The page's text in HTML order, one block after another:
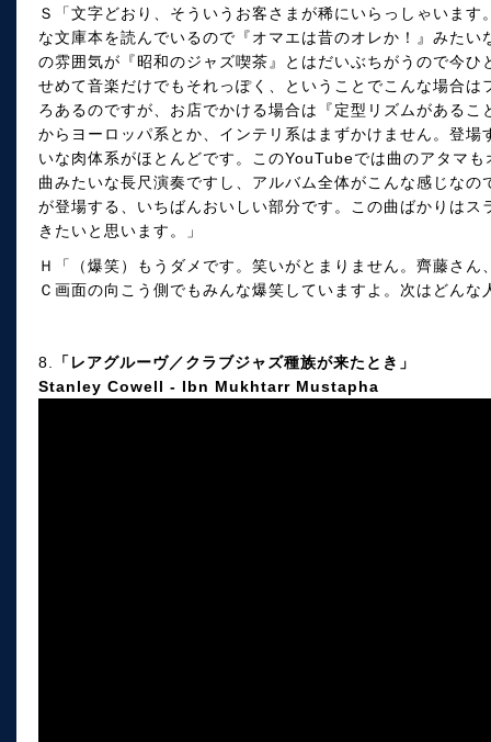
Ｓ「文字どおり、そういうお客さまが稀にいらっしゃいま
な文庫本を読んでいるので『オマエは昔のオレか！』みた
の雰囲気が『昭和のジャズ喫茶』とはだいぶちがうので今
せめて音楽だけでもそれっぽく、ということでこんな場合
ろあるのですが、お店でかける場合は『定型リズムがある
からヨーロッパ系とか、インテリ系はまずかけません。登
いな肉体系がほとんどです。このYouTubeでは曲のアタマ
曲みたいな長尺演奏ですし、アルバム全体がこんな感じな
が登場する、いちばんおいしい部分です。この曲ばかりは
きたいと思います。」
Ｈ「（爆笑）もうダメです。笑いがとまりません。齊藤さ
Ｃ画面の向こう側でもみんな爆笑していますよ。次はどんな
8.
「レアグルーヴ／クラブジャズ種族が来たとき」
Stanley Cowell - Ibn Mukhtarr Mustapha